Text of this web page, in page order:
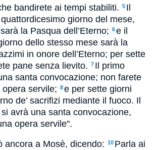
bandirete ai tempi stabiliti. 5 Il
giorno del mese,
la Pasqua dell’Eterno; 6e il
dello stesso mese sarà la
in onore dell’Eterno; per sette
pane senza lievito. 7 Il primo
santa convocazione; non farete
servile; 8e per sette giorni
de’ sacrifizi mediante il fuoco. Il
avrà una santa convocazione,
opera servile".
ancora a Mosè, dicendo: 10 Parla ai